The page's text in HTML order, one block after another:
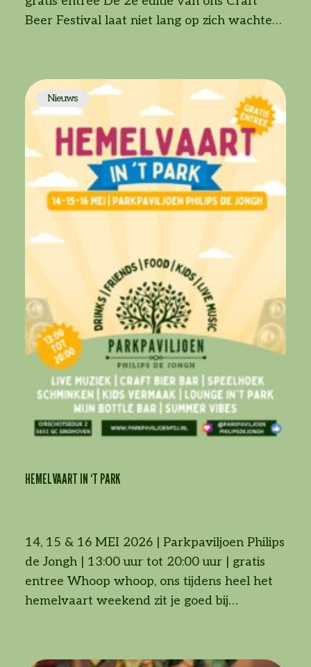
Beer Festival laat niet lang op zich wachten!
watt brewery, Van Moll en
Stadbrouwerij013! […]
Nieuws
HEMELVAART IN ‘T PARK
14, 15 & 16 MEI 2026 | Parkpaviljoen Philips
de Jongh | 13:00 uur tot 20:00 uur | gratis
entree Whoop whoop, ons tijdens heel het
hemelvaart weekend zit je goed bij
Hemelvaart in ’t Park bij Parkpaviljoen